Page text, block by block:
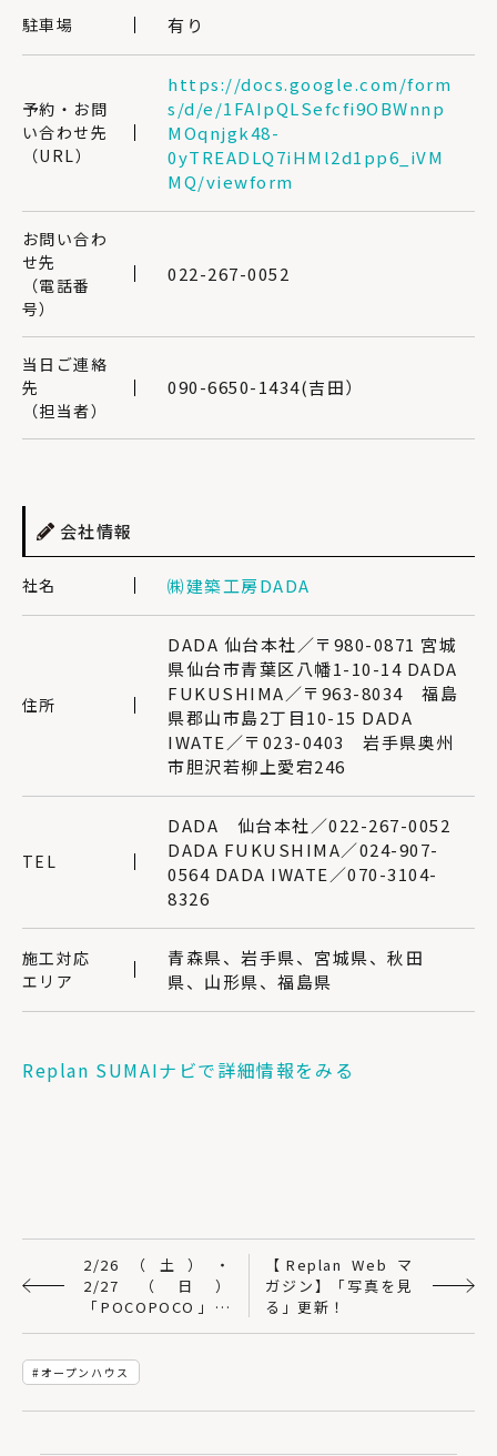
駐車場 有り
予約・お問
い合わせ先
（URL）
https://docs.google.com/form
s/d/e/1FAIpQLSefcfi9OBWnnp
MOqnjgk48-
0yTREADLQ7iHMl2d1pp6_iVM
MQ/viewform
お問い合わ
せ先
（電話番
号）
022-267-0052
当日ご連絡
先
（担当者）
090-6650-1434(吉田）
会社情報
社名 ㈱建築工房DADA
住所
DADA 仙台本社／〒980-0871 宮城
県仙台市青葉区八幡1-10-14 DADA
FUKUSHIMA／〒963-8034 福島
県郡山市島2丁目10-15 DADA
IWATE／〒023-0403 岩手県奥州
市胆沢若柳上愛宕246
TEL
DADA 仙台本社／022-267-0052
DADA FUKUSHIMA／024-907-
0564 DADA IWATE／070-3104-
8326
施工対応
エリア
青森県、岩手県、宮城県、秋田
県、山形県、福島県
Replan SUMAIナビで詳細情報をみる
2/26（土）・
2/27（日）
「POCOPOCO」戸
築工房DADA
【Replan Web マ
ガジン】「写真を見
る」更新！
オープンハウス